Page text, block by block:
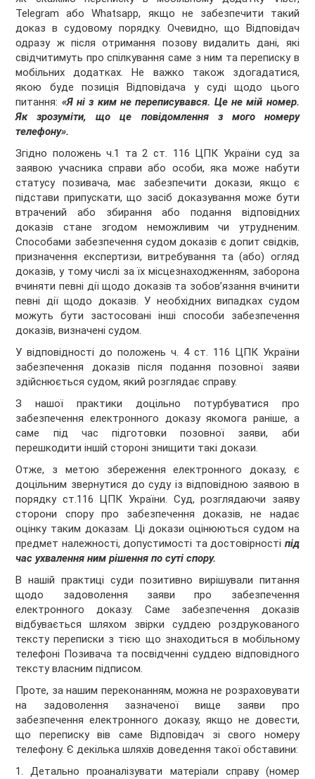
Telegram абоWhatsapp, якщо не забезпечити
такий
доказ в судовому порядку. Очевидно, що Відповідач
одразу ж після отримання позову видалить дані, які
свідчитимуть про спілкування саме з ним тапереписку в
мобільних додатках. Не важко також здогадатися,
якою буде позиція Відповідача у суді щодо цього
питання: «Я ні з ким не переписувався. Це не мій номер.
Як зрозуміти, що це повідомлення з мого номеру
телефону».
Згідно положень ч.1 та 2 ст. 116 ЦПК України суд за
заявою учасника справи або особи, яка може набути
статусу позивача, має забезпечити докази, якщо є
підстави припускати, що засіб доказування може бути
втрачений або збирання або подання відповідних
доказів стане згодом
неможливим
чи утрудненим.
Способами забезпечення судом доказів є допит свідків,
призначення експертизи, витребування та (або) огляд
доказів, у тому числі за їх місцезнаходженням, заборона
вчиняти певні дії щодо доказів та зобов’язання вчинити
певні дії щодо доказів. У необхідних випадках судом
можуть бути застосовані інші способи
забезпечення
доказів, визначені судом.
У відповідності до положень ч. 4 ст. 116 ЦПК України
забезпечення доказів після подання позовної заяви
здійснюється судом, який розглядає справу.
З нашої практики доцільно потурбуватися про
забезпечення електронного доказу якомога раніше, а
саме під час підготовки позовної заяви, аби
перешкодити іншій стороні знищити такі докази.
Отже, з метою збереження електронного доказу, є
доцільним звернутися до суду із відповідною заявою в
порядку ст.116 ЦПК України. Суд, розглядаючи
заяву
сторони спору про забезпечення
доказів, не надає
оцінку таким доказам. Ці докази оцінюються судом на
предмет належності, допустимості та достовірності під
час ухвалення ним рішення по суті спору.
В нашій практиці суди позитивно вирішували питання
щодо задоволення заяви про забезпечення
електронного доказу. Саме забезпечення доказів
відбувається шляхом звірки суддею роздрукованого
тексту переписки з тією що знаходиться в мобільному
телефоні Позивача та посвідченні суддею відповідного
тексту власним підписом.
Проте, за нашим переконанням, можна не розраховувати
на задоволення зазначеної вище заяви про
забезпечення електронного доказу, якщо не довести,
що переписку вів саме Відповідач зі свого номеру
телефону.Є декілька шляхів доведення такої обставини:
1.
Детально проаналізувати матеріали справу (номер